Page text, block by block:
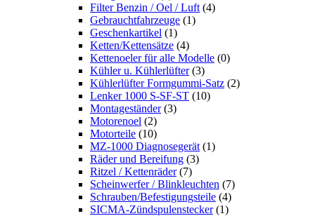
Filter Benzin / Oel / Luft (4)
Gebrauchtfahrzeuge (1)
Geschenkartikel (1)
Ketten/Kettensätze (4)
Kettenoeler für alle Modelle (0)
Kühler u. Kühlerlüfter (3)
Kühlerlüfter Formgummi-Satz (2)
Lenker 1000 S-SF-ST (10)
Montageständer (3)
Motorenoel (2)
Motorteile (10)
MZ-1000 Diagnosegerät (1)
Räder und Bereifung (3)
Ritzel / Kettenräder (7)
Scheinwerfer / Blinkleuchten (7)
Schrauben/Befestigungsteile (4)
SICMA-Zündspulenstecker (1)